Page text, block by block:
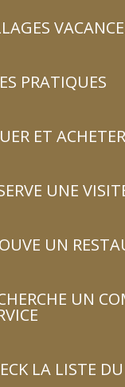
PRATIQUES
ET
UNE
UN
UN
LA LISTE